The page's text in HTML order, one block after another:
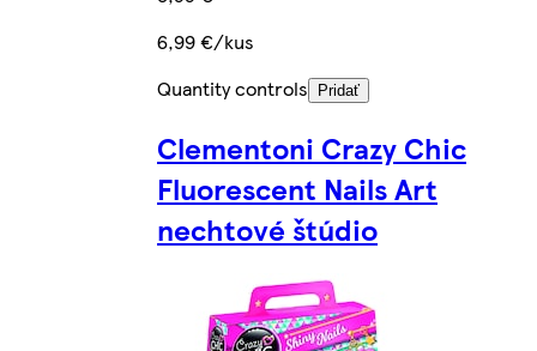
6,99 €/kus
Quantity controls
Pridať
Clementoni Crazy Chic
Fluorescent Nails Art
nechtové štúdio